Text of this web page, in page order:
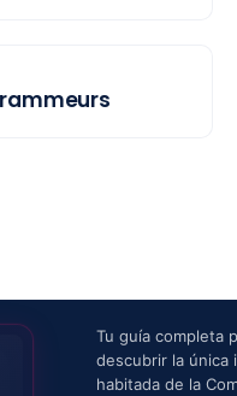
Tu guía completa
descubrir la única
habitada de la